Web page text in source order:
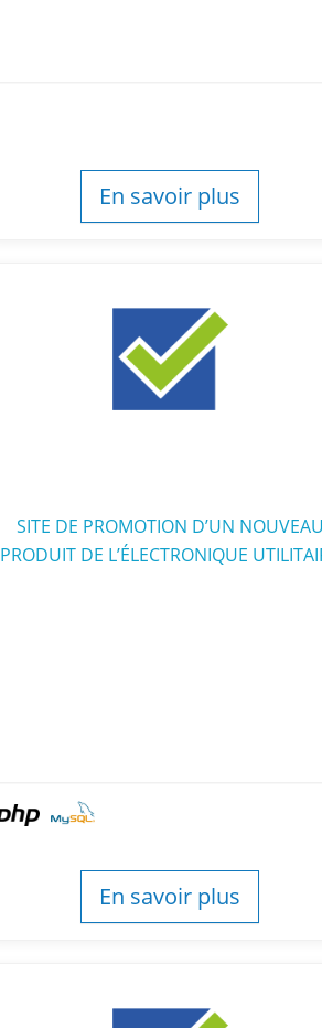
En savoir plus
SITE DE PROMOTION D’UN NOUVEAU
PRODUIT DE L’ÉLECTRONIQUE
En savoir plus